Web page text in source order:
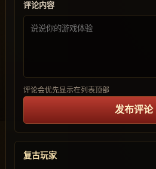
评论内容
评论会优先显示在列表顶部
发布评论
复古玩家